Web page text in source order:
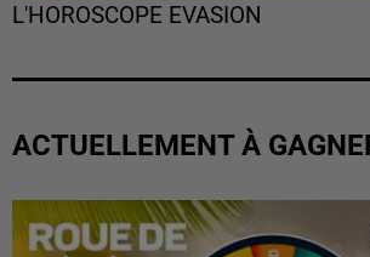
L'HOROSCOPE EVASION
ACTUELLEMENT À